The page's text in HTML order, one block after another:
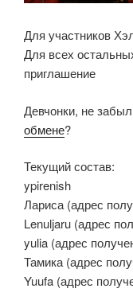
Для участников
Для всех
приглашение
Девчонки, не
обмене?
Текущий состав:
ypirenish
Лариса (адрес
Lenuljaru (адрес
yulia (адрес
Тамика (адрес
Yuufa (адрес